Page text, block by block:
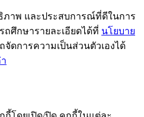
ภาพ และประสบการณ์ที่ดีในการ
ศึกษารายละเอียดได้ที่ นโยบาย
จัดการความเป็นส่วนตัวเองได้